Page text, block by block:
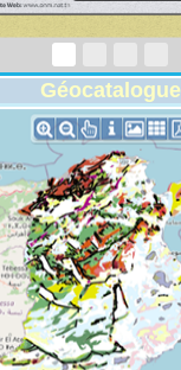
Géocatalogue